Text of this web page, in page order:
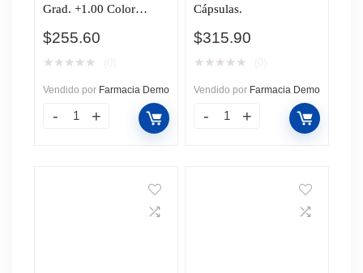
Grad. +1.00 Color
Cordón, 1 pz.
$255.60
★ ★ ★ ★ ★
Vendido por Farmacia Demo
Cápsulas.
$315.90
★ ★ ★ ★ ★
Vendido por Farmacia Demo